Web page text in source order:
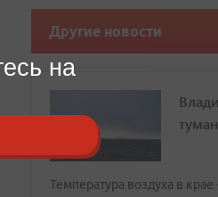
Другие новости
Температура воздуха в
на